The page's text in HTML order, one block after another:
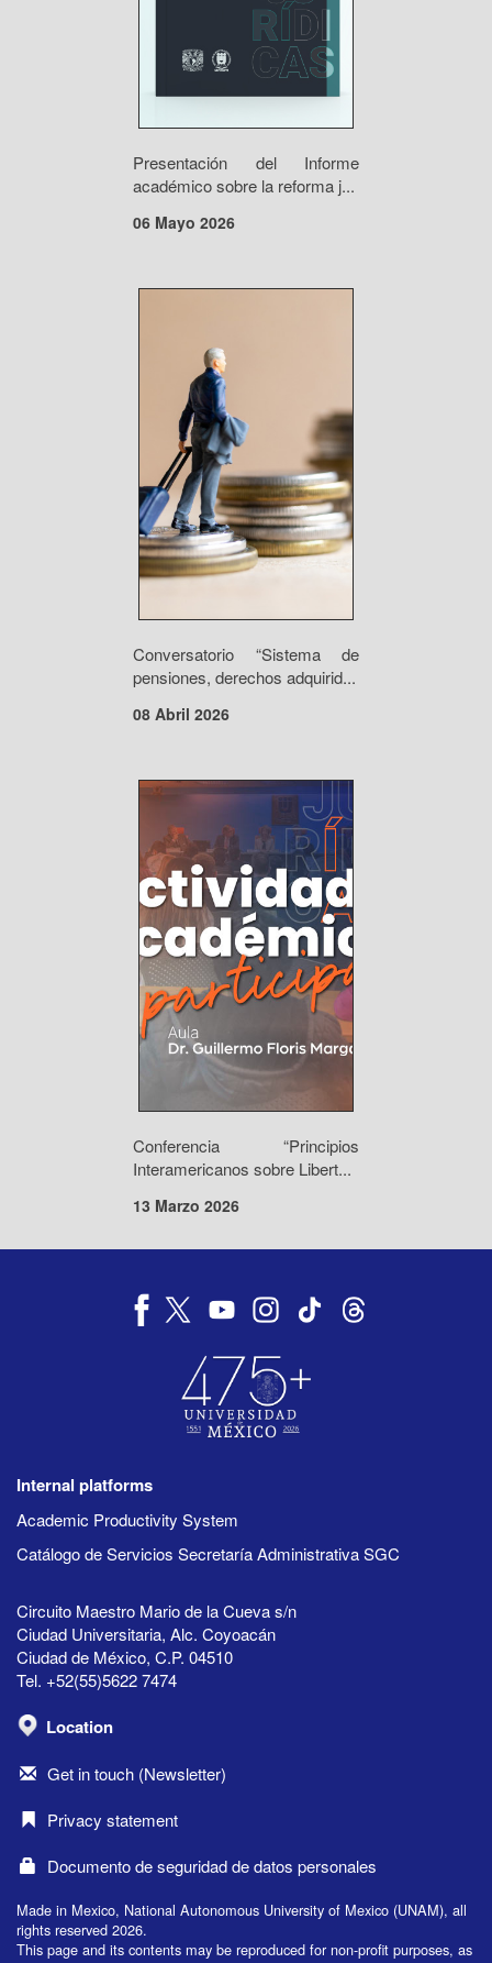
Presentación del Informe
académico sobre la reforma j...
06 Mayo 2026
Conversatorio “Sistema de
pensiones, derechos adquirid...
08 Abril 2026
Conferencia “Principios
Interamericanos sobre Libert...
13 Marzo 2026
Internal platforms
Academic Productivity System
Catálogo de Servicios Secretaría Administrativa SGC
Circuito Maestro Mario de la Cueva s/n
Ciudad Universitaria, Alc. Coyoacán
Ciudad de México, C.P. 04510
Tel. +52(55)5622 7474
Location
Get in touch (Newsletter)
Privacy statement
Documento de seguridad de datos personales
Made in Mexico, National Autonomous University of Mexico (UNAM), all
rights reserved 2026.
This page and its contents may be reproduced for non-profit purposes, as